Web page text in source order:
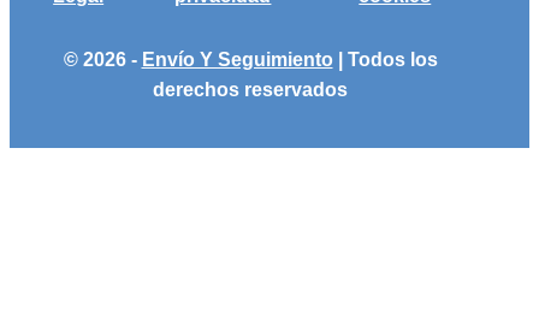
© 2026 - Envío Y Seguimiento | Todos los
derechos reservados